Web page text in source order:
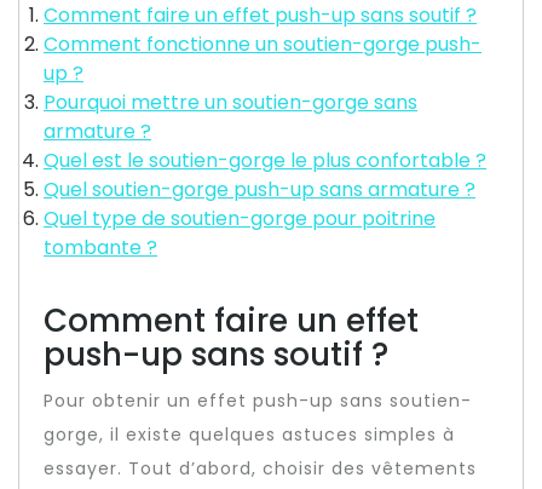
Comment faire un effet push-up sans soutif ?
Comment fonctionne un soutien-gorge push-
up ?
Pourquoi mettre un soutien-gorge sans
armature ?
Quel est le soutien-gorge le plus confortable ?
Quel soutien-gorge push-up sans armature ?
Quel type de soutien-gorge pour poitrine
tombante ?
Comment faire un effet
push-up sans soutif ?
Pour obtenir un effet push-up sans soutien-
gorge, il existe quelques astuces simples à
essayer. Tout d’abord, choisir des vêtements